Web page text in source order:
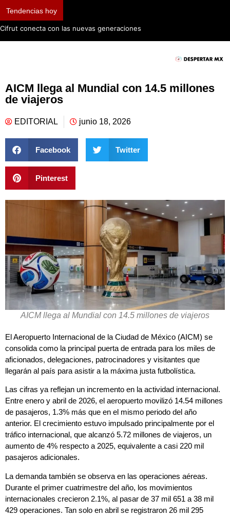
Tendencias hoy
Cifrut conecta con las nuevas generaciones
AICM llega al Mundial con 14.5 millones
de viajeros
EDITORIAL junio 18, 2026
Facebook Twitter
Pinterest
AICM llega al Mundial con 14.5 millones de viajeros
El Aeropuerto Internacional de la Ciudad de México (AICM) se
consolida como la principal puerta de entrada para los miles de
aficionados, delegaciones, patrocinadores y visitantes que
llegarán al país para asistir a la máxima justa futbolística.
Las cifras ya reflejan un incremento en la actividad internacional.
Entre enero y abril de 2026, el aeropuerto movilizó 14.54 millones
de pasajeros, 1.3% más que en el mismo periodo del año
anterior. El crecimiento estuvo impulsado principalmente por el
tráfico internacional, que alcanzó 5.72 millones de viajeros, un
aumento de 4% respecto a 2025, equivalente a casi 220 mil
pasajeros adicionales.
La demanda también se observa en las operaciones aéreas.
Durante el primer cuatrimestre del año, los movimientos
internacionales crecieron 2.1%, al pasar de 37 mil 651 a 38 mil
429 operaciones. Tan solo en abril se registraron 26 mil 295